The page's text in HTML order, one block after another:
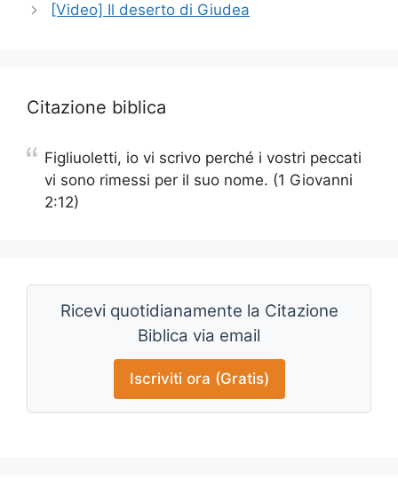
[Video] Il deserto di Giudea
Citazione biblica
Figliuoletti, io vi scrivo perché i vostri peccati
vi sono rimessi per il suo nome. (1 Giovanni
2:12)
Ricevi quotidianamente la Citazione
Biblica via email
Iscriviti ora (Gratis)